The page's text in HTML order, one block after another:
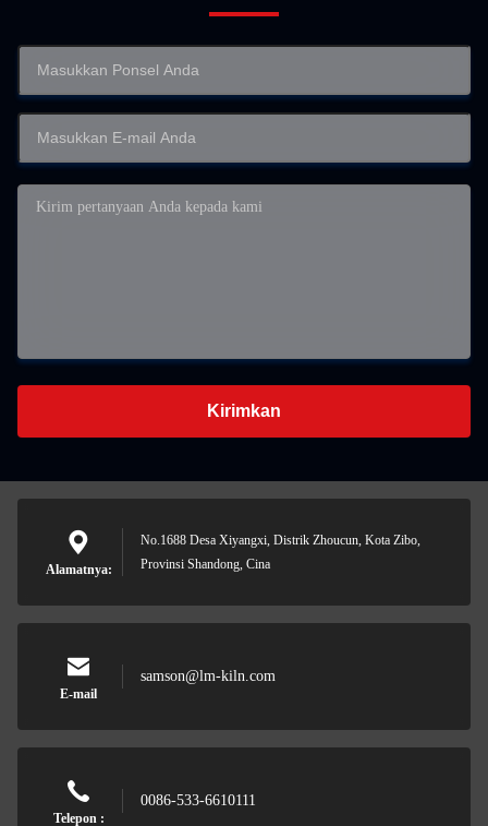
Kirimkan
Alamatnya:
No.1688 Desa Xiyangxi, Distrik Zhoucun, Kota Zibo,
Provinsi Shandong, Cina
E-mail
samson@lm-kiln.com
Telepon :
0086-533-6610111